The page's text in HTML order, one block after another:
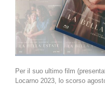
Per il suo ultimo film
Locarno 2023, lo scorso